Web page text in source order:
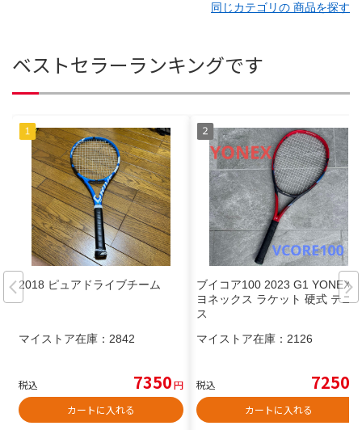
同じカテゴリの 商品を探す
ベストセラーランキングです
2018 ピュアドライブチーム
マイストア在庫： 2842
税込 7350円
カートに入れる
ブイコア100 2023 G1 YONEX
ヨネックス ラケット 硬式 テニ
ス
マイストア在庫： 2126
税込 7250
カートに入れる